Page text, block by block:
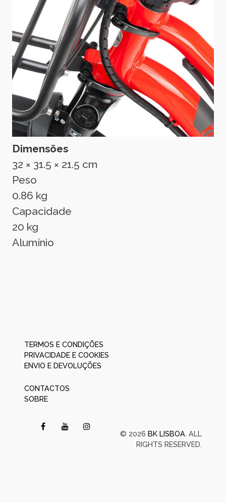
Dimensões
32 × 31.5 × 21.5 cm
Peso
0.86 kg
Capacidade
20 kg
Aluminio
TERMOS E CONDIÇÕES
PRIVACIDADE E COOKIES
ENVIO E DEVOLUÇÕES
CONTACTOS
SOBRE
© 2026 BK LISBOA. ALL
RIGHTS RESERVED.